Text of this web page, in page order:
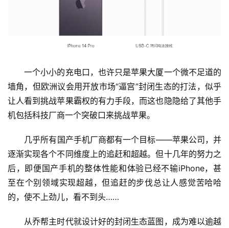
一个小小的充电口，也许只是苹果大厦一个微不足道的
墙角，但欧洲议会用开放市场“逼宫”封闭生态的打法，似乎
让人看到挑战苹果霸权的有力手段，而这也隐隐给了其他手
机包括科技厂商一个突破口来挑战苹果。
几乎所有国产手机厂商都有一个目标——苹果公司，并
逐渐实现各个不同维度上的追赶和超越。但十几年的努力之
后，即便国产手机的整体性能和体验已经不输iPhone，甚
至在个别领域实现超越，但追赶的步伐总让人感觉苦哈哈
的，使不上劲儿，看不到头……
从乔帮主时代就设计好的封闭生态蓝图，成为难以逾越